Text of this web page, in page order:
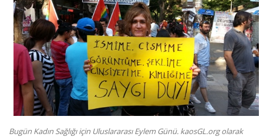
Bugün Kadın Sağlığı için Uluslararası Eylem Günü. kaosGL.org olarak